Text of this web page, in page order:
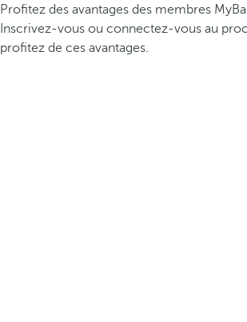
Profitez des avantages des membres
Inscrivez-vous ou connectez-vous au
profitez de ces avantages.